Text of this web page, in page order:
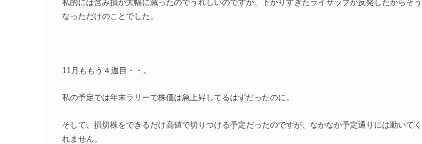
私的には含み損が大幅に減ったのでうれしいのですが、下がりすぎたライザップが反発したからそう
なっただけのことでした。
11月ももう４週目・・。
私の予定では年末ラリーで株価は急上昇してるはずだったのに。
そして、損切株をできるだけ高値で切りつける予定だったのですが、なかなか予定通りには動いてく
れません。